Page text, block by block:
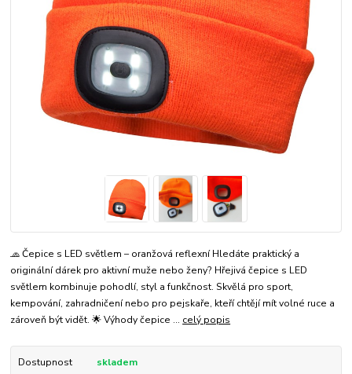
🧢 Čepice s LED světlem – oranžová reflexní Hledáte praktický a
originální dárek pro aktivní muže nebo ženy? Hřejivá čepice s LED
světlem kombinuje pohodlí, styl a funkčnost. Skvělá pro sport,
kempování, zahradničení nebo pro pejskaře, kteří chtějí mít volné ruce a
zároveň být vidět. 🌟 Výhody čepice ... celý popis
Dostupnost
skladem